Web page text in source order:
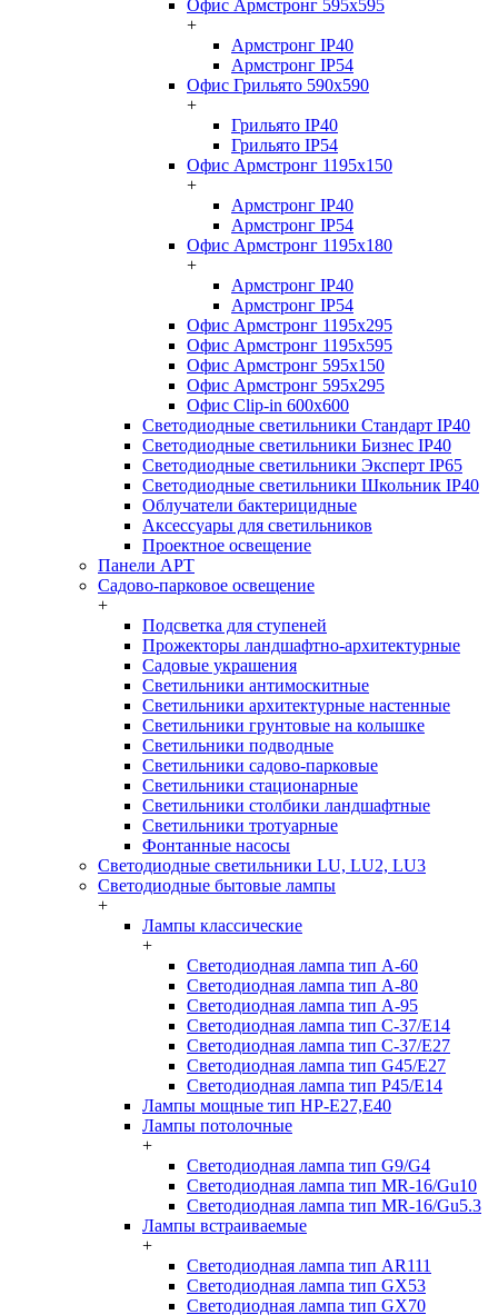
Офис Армстронг 595x595
+
Армстронг IP40
Армстронг IP54
Офис Грильято 590x590
+
Грильято IP40
Грильято IP54
Офис Армстронг 1195x150
+
Армстронг IP40
Армстронг IP54
Офис Армстронг 1195x180
+
Армстронг IP40
Армстронг IP54
Офис Армстронг 1195x295
Офис Армстронг 1195x595
Офис Армстронг 595x150
Офис Армстронг 595x295
Офис Clip-in 600x600
Светодиодные светильники Стандарт IP40
Светодиодные светильники Бизнес IP40
Светодиодные светильники Эксперт IP65
Светодиодные светильники Школьник IP40
Облучатели бактерицидные
Аксессуары для светильников
Проектное освещение
Панели АРТ
Садово-парковое освещение
+
Подсветка для ступеней
Прожекторы ландшафтно-архитектурные
Садовые украшения
Светильники антимоскитные
Светильники архитектурные настенные
Светильники грунтовые на колышке
Светильники подводные
Светильники садово-парковые
Светильники стационарные
Светильники столбики ландшафтные
Светильники тротуарные
Фонтанные насосы
Светодиодные светильники LU, LU2, LU3
Светодиодные бытовые лампы
+
Лампы классические
+
Светодиодная лампа тип A-60
Светодиодная лампа тип A-80
Светодиодная лампа тип A-95
Светодиодная лампа тип C-37/Е14
Светодиодная лампа тип C-37/Е27
Светодиодная лампа тип G45/E27
Светодиодная лампа тип P45/E14
Лампы мощные тип HP-E27,E40
Лампы потолочные
+
Светодиодная лампа тип G9/G4
Светодиодная лампа тип MR-16/Gu10
Светодиодная лампа тип MR-16/Gu5.3
Лампы встраиваемые
+
Светодиодная лампа тип AR111
Светодиодная лампа тип GX53
Светодиодная лампа тип GX70